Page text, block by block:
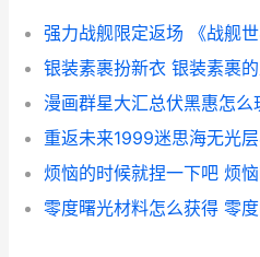
银装素裹扮新衣 银装素裹
烦恼的时候就捏一下吧 烦